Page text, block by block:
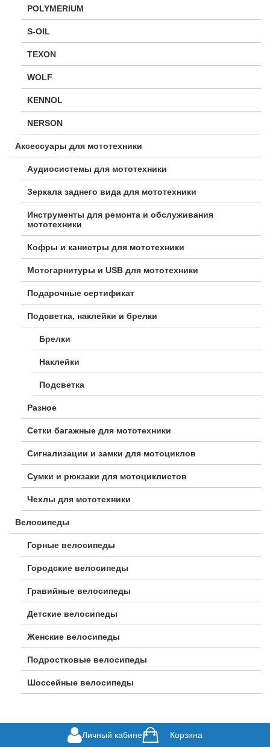
POLYMERIUM
S-OIL
TEXON
WOLF
KENNOL
NERSON
Аксессуары для мототехники
Аудиосистемы для мототехники
Зеркала заднего вида для мототехники
Инструменты для ремонта и обслуживания
мототехники
Кофры и канистры для мототехники
Мотогарнитуры и USB для мототехники
Подарочные сертификат
Подсветка, наклейки и брелки
Брелки
Наклейки
Подсветка
Разное
Сетки багажные для мототехники
Сигнализации и замки для мотоциклов
Сумки и рюкзаки для мотоциклистов
Чехлы для мототехники
Велосипеды
Горные велосипеды
Городские велосипеды
Гравийные велосипеды
Детские велосипеды
Женские велосипеды
Подростковые велосипеды
Шоссейные велосипеды
Личный кабинет Корзина